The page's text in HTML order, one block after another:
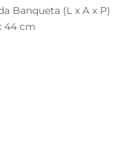
Banqueta (L x A x P)
44 cm
21